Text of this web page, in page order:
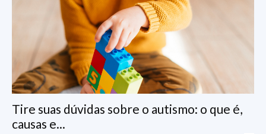
Tire suas dúvidas sobre o autismo: o que é,
causas e...